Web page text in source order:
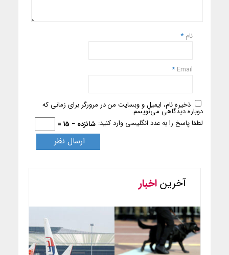
نام *
Email
*
ذخیره نام، ایمیل و وبسایت من در مرورگر برای زمانی که
دوباره دیدگاهی می‌نویسم.
لطفا پاسخ را به عدد انگلیسی وارد کنید: شانزده − 15 =
آخریناخبار